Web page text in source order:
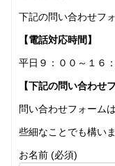
下記の問い合わせフ
【電話対応時間】
平日９：００～１６
【下記の問い合わせ
問い合わせフォーム
些細なことでも構い
お名前 (必須)